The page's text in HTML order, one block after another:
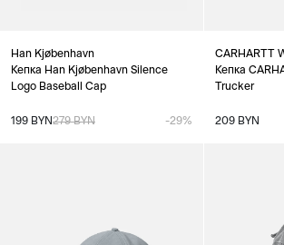
Han Kjøbenhavn
Кепка Han Kjøbenhavn Silence
Logo Baseball Cap
199 BYN279 BYN -29%
CARHARTT
Кепка
Trucker
209 BYN